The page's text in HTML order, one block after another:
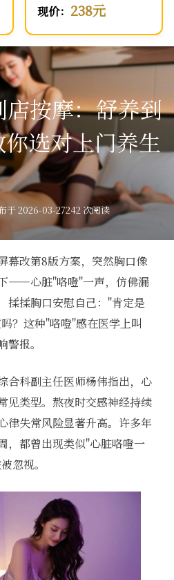
现价： 238元
按摩：舒养到
选对上门养生
于 2026-03-27242 次阅读
幕改第8版方案，突然胸口像
——心脏"咯噔"一声，仿佛漏
揉揉胸口安慰自己："肯定是
？这种"咯噔"感在医学上叫
报。
合科副主任医师杨伟指出，心
见类型。熬夜时交感神经持续
律失常风险显著升高。许多年
，都曾出现类似"心脏咯噔一
忽视。